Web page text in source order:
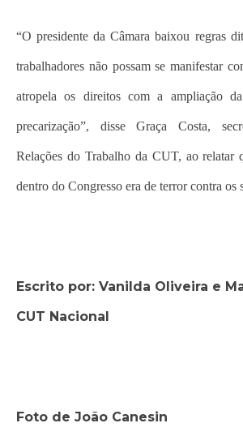
“O presidente da Câmara baixou regras
trabalhadores não possam se manifestar
atropela os direitos com a ampliação
precarização”, disse Graça Costa,
Relações do Trabalho da CUT, ao relatar
dentro do Congresso era de terror contra os
Escrito por: Vanilda Oliveira e
CUT Nacional
Foto de João Canesin